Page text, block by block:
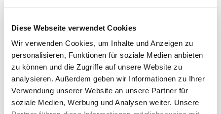
Diese Webseite verwendet Cookies
Wir verwenden Cookies, um Inhalte und Anzeigen zu
personalisieren, Funktionen für soziale Medien anbieten
zu können und die Zugriffe auf unsere Website zu
analysieren. Außerdem geben wir Informationen zu Ihrer
Verwendung unserer Website an unsere Partner für
soziale Medien, Werbung und Analysen weiter. Unsere